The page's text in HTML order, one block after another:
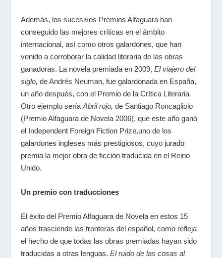
Además, los sucesivos Premios Alfaguara han
conseguido las mejores críticas en el ámbito
internacional, así como otros galardones, que han
venido a corroborar la calidad literaria de las obras
ganadoras. La novela premiada en 2009,El viajero del
siglo,deAndrés Neuman, fue galardonada en España,
un año después, con el Premio de la Crítica Literaria.
Otro ejemplo seríaAbril rojo, de Santiago Roncagliolo
(Premio Alfaguara de Novela 2006), que este año ganó
el Independent Foreign Fiction Prize,uno de los
galardones ingleses más prestigiosos, cuyo jurado
premia la mejor obra de ficción traducida en el Reino
Unido.
Un premio con traducciones
El éxito del Premio Alfaguara de Novela en estos 15
años trasciende las fronteras del español, como refleja
el hecho de que todas las obras premiadas hayan sido
traducidas a otras lenguas.El ruido de las cosas al